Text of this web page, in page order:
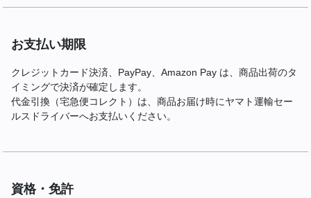
お支払い期限
クレジットカード決済、PayPay、Amazon Pay は、商品出荷のタ
イミングで決済が確定します。
代金引換（宅急便コレクト）は、商品お届け時にヤマト運輸セー
ルスドライバーへお支払いください。
資格・免許